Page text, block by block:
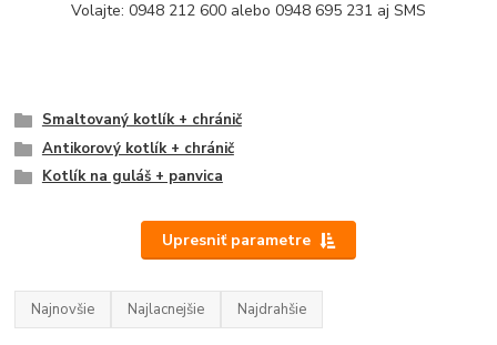
Volajte: 0948 212 600alebo 0948 695 231 aj SMS
Smaltovaný kotlík + chránič
Antikorový kotlík + chránič
Kotlík na guláš + panvica
Upresniť parametre
Najnovšie Najlacnejšie Najdrahšie